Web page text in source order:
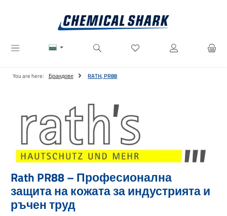
Имате 0 артикули от
You are here: Брандове RATH, PR88
Rath PR88 – Професионална
защита на кожата за индустрията и
ръчен труд